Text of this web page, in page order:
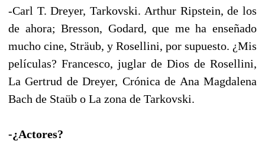
-Carl T. Dreyer, Tarkovski. Arthur Ripstein, de los
de ahora; Bresson, Godard, que me ha enseñado
mucho cine, Sträub, y Rosellini, por supuesto. ¿Mis
películas? Francesco, juglar de Dios de Rosellini,
La Gertrud de Dreyer, Crónica de Ana Magdalena
Bach de Staüb o La zona de Tarkovski.
-¿Actores?